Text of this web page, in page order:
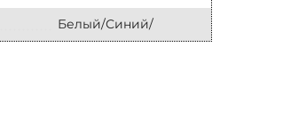
Белый/Синий/